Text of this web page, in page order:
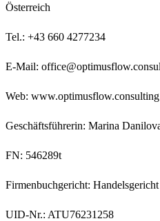
Österreich
Tel.: +43 660 4277234
E-Mail:
Web: www.optimusflow.consulting
Geschäftsführerin: Marina
FN: 546289t
Firmenbuchgericht:
UID-Nr.: ATU76231258